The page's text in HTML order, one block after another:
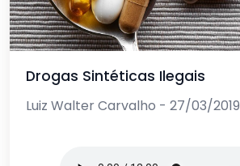
Drogas Sintéticas Ilegais
Luiz Walter Carvalho - 27/03/2019